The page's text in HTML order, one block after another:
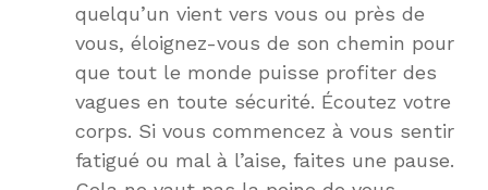
quelqu’un vient vers vous ou près de
vous, éloignez-vous de son chemin pour
que tout le monde puisse profiter des
vagues en toute sécurité. Écoutez votre
corps. Si vous commencez à vous sentir
fatigué ou mal à l’aise, faites une pause.